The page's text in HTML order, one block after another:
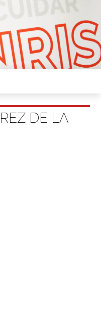
DE LA